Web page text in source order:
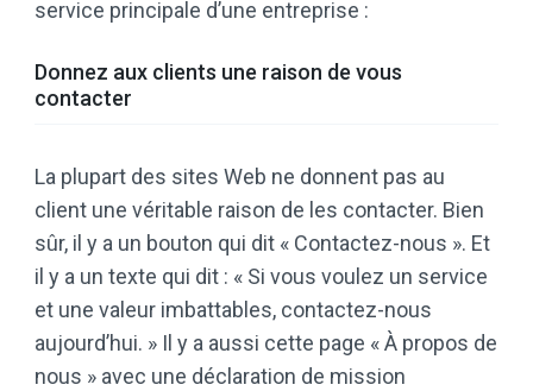
service principale d’une entreprise :
Donnez aux clients une raison de vous
contacter
La plupart des sites Web ne donnent pas au
client une véritable raison de les contacter. Bien
sûr, il y a un bouton qui dit « Contactez-nous ». Et
il y a un texte qui dit : « Si vous voulez un service
et une valeur imbattables, contactez-nous
aujourd’hui. » Il y a aussi cette page « À propos de
nous » avec une déclaration de mission